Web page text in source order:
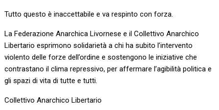
Tutto questo è inaccettabile e va respinto con forza.
La Federazione Anarchica Livornese e il Collettivo Anarchico
Libertario esprimono solidarietà a chi ha subito l’intervento
violento delle forze dell’ordine e sostengono le iniziative che
contrastano il clima repressivo, per affermare l’agibilità politica e
gli spazi di vita di tutte e tutti.
Collettivo Anarchico Libertario